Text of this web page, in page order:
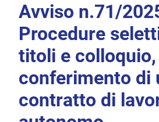
Avviso n.71/
Procedure
titoli e colloquio,
conferimento di
contratto di